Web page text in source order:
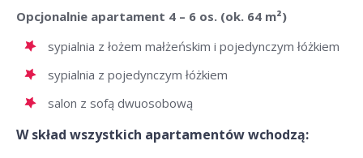
Opcjonalnie apartament 4 – 6 os. (ok. 64 m²)
sypialnia z łożem małżeńskim i pojedynczym łóżkiem
sypialnia z pojedynczym łóżkiem
salon z sofą dwuosobową
W skład wszystkich apartamentów wchodzą: